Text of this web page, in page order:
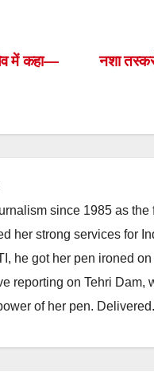
नशा
में कहा—
since 1985 as
her strong services for
he got her pen ironed
reporting on Tehri
of her pen. Delivered.